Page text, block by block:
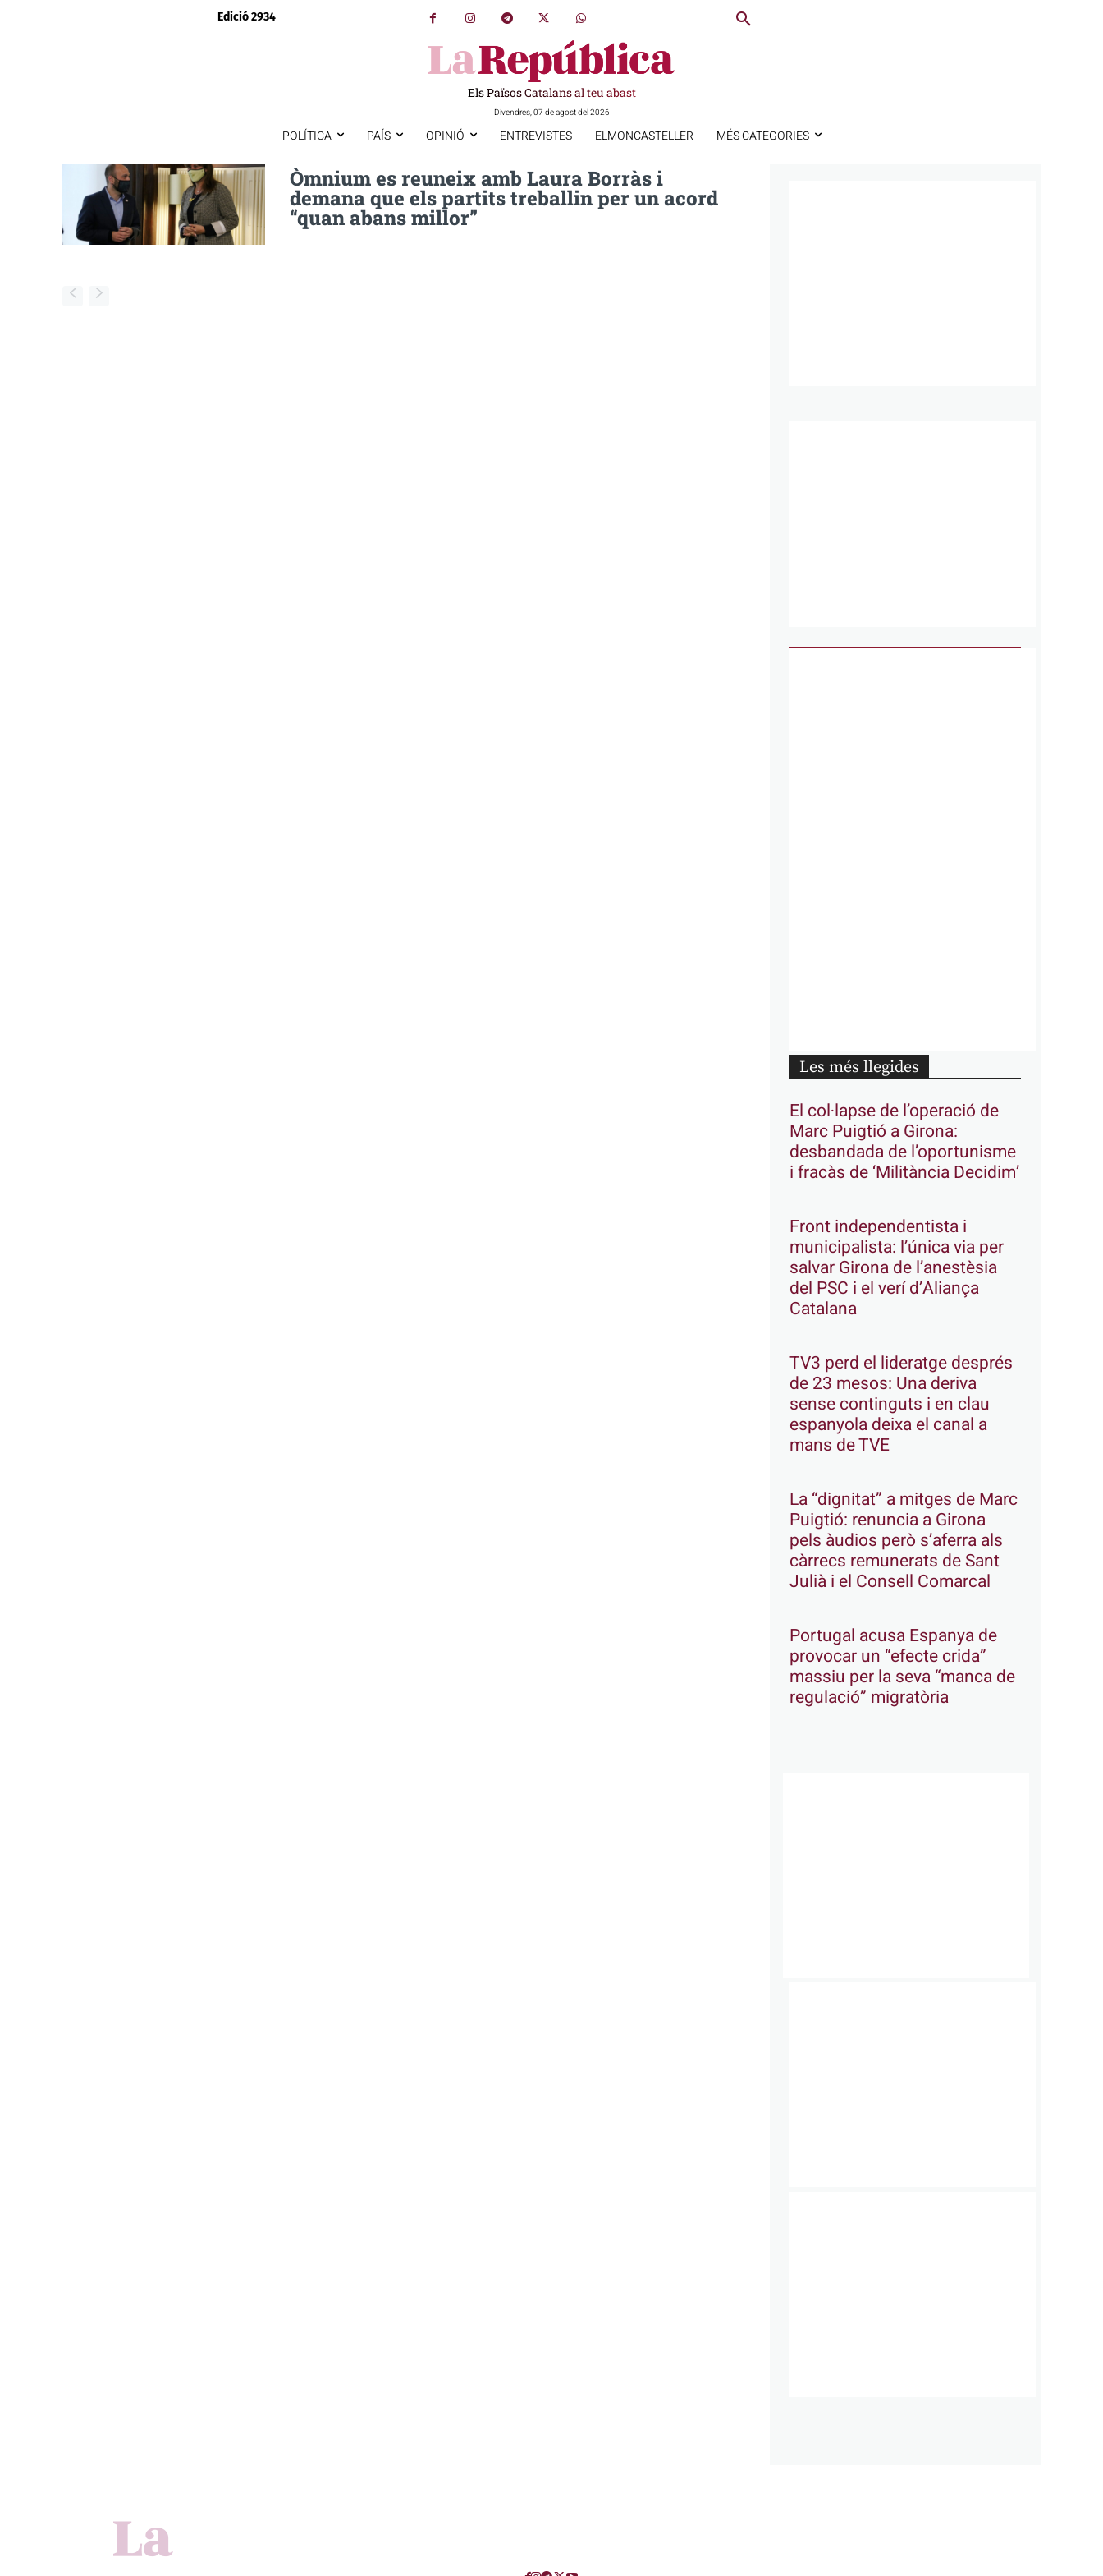
Edició 2934
Els Països Catalans al teu abast
Divendres, 07 de agost del 2026
POLÍTICA PAÍS OPINIÓ ENTREVISTES ELMONCASTELLER MÉS CATEGORIES
Òmnium es reuneix amb Laura Borràs i
demana que els partits treballin per un acord
“quan abans millor”
Les més llegides
El col·lapse de l’operació de
Marc Puigtió a Girona:
desbandada de l’oportunisme
i fracàs de ‘Militància Decidim’
Front independentista i
municipalista: l’única via per
salvar Girona de l’anestèsia
del PSC i el verí d’Aliança
Catalana
TV3 perd el lideratge després
de 23 mesos: Una deriva
sense continguts i en clau
espanyola deixa el canal a
mans de TVE
La “dignitat” a mitges de Marc
Puigtió: renuncia a Girona
pels àudios però s’aferra als
càrrecs remunerats de Sant
Julià i el Consell Comarcal
Portugal acusa Espanya de
provocar un “efecte crida”
massiu per la seva “manca de
regulació” migratòria